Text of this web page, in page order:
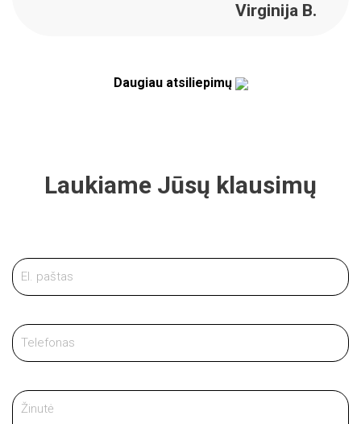
Virginija B.
Daugiau atsiliepimų
Laukiame Jūsų klausimų